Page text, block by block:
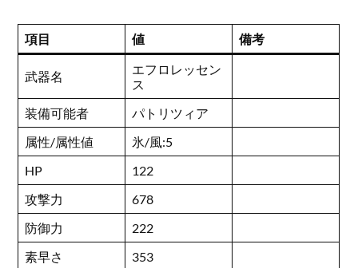
項目 値 備考
武器名
エフロレッセン
ス
装備可能者
パトリツィア
属性/属性値
氷/風:5
HP
122
攻撃力
678
防御力
222
素早さ
353